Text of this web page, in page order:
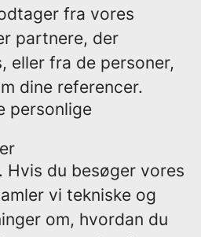
fra vores
partnere, der
eller fra de personer,
dine referencer.
personlige
Hvis du besøger vores
vi tekniske og
om, hvordan du